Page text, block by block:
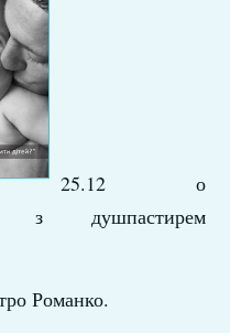
25.12 о
з душпастирем
Романко.